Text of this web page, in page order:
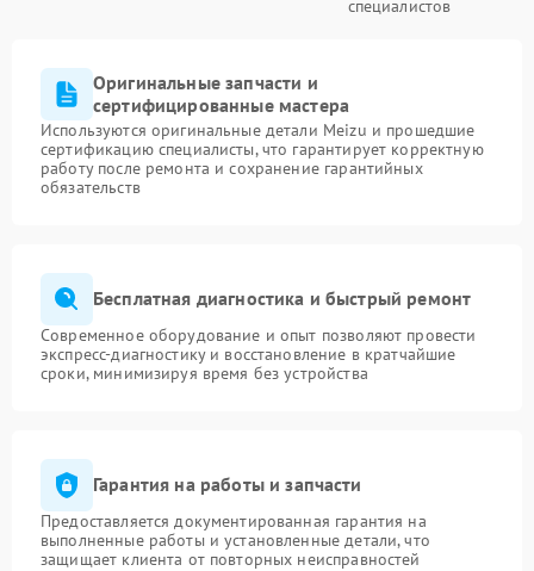
специалистов
Оригинальные запчасти и
сертифицированные мастера
Используются оригинальные детали Meizu и прошедшие
сертификацию специалисты, что гарантирует корректную
работу после ремонта и сохранение гарантийных
обязательств
Бесплатная диагностика и быстрый ремонт
Современное оборудование и опыт позволяют провести
экспресс-диагностику и восстановление в кратчайшие
сроки, минимизируя время без устройства
Гарантия на работы и запчасти
Предоставляется документированная гарантия на
выполненные работы и установленные детали, что
защищает клиента от повторных неисправностей